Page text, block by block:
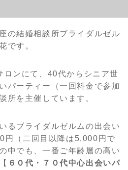
の結婚相談所ブライダルゼル
です。
ロンにて、40代からシニア世
パーティー（一回料金で参加
所を主催しています。
るブライダルゼルムの出会い
円（二回目以降は5,000円で
中でも、一番ご年齢層の高い
６０代・７０代中心出会いパ